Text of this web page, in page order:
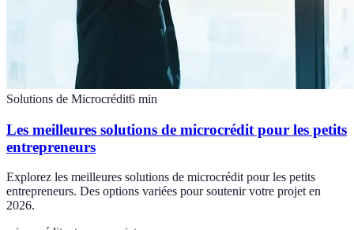
Solutions de Microcrédit6 min
Les meilleures solutions de microcrédit pour les petits
entrepreneurs
Explorez les meilleures solutions de microcrédit pour les petits
entrepreneurs. Des options variées pour soutenir votre projet en
2026.